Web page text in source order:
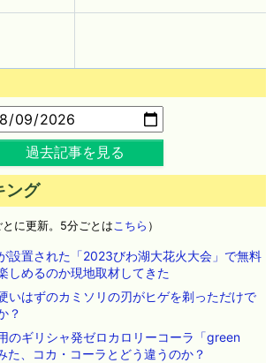
過去記事を見る
ング
に更新。5分ごとはこちら ）
設置された「2023びわ湖大花火大会」で無料
しめるのか現地取材してきた
いはずのカミソリの刃がヒゲを剃っただけで
？
のギリシャ発ゼロカロリーコーラ「green
た、コカ・コーラとどう違うのか？